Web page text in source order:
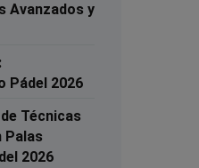
Avanzados y
Pádel 2026
Técnicas
Palas
2026